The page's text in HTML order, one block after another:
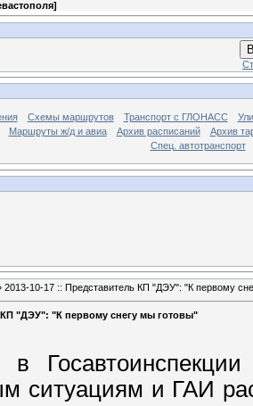
]
Схемы маршрутов Транспорт с ГЛОНАСС
Маршруты ж/д и авиа Архив расписаний
Архив
Спец. автотранспорт
2013-10-17 :: Представитель КП "ДЭУ": "К первому
КП "ДЭУ": "К первому снегу мы готовы"
ситуациям и ГАИ